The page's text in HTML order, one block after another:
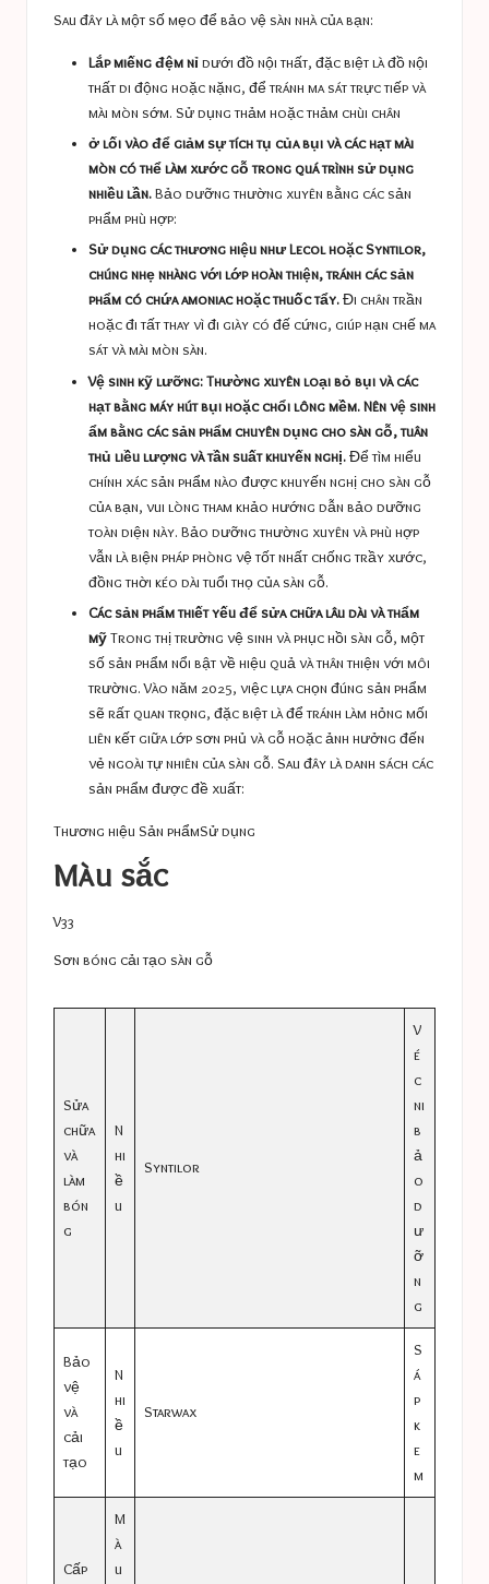
Sau đây là một số mẹo để bảo vệ sàn nhà của bạn:
Lắp miếng đệm nỉdưới đồ nội thất, đặc biệt là đồ nội
thất di động hoặc nặng, để tránh ma sát trực tiếp và
mài mòn sớm. Sử dụng thảm hoặc thảm chùi chân
ở lối vào để giảm sự tích tụ của bụi và các hạt mài
mòn có thể làm xước gỗ trong quá trình sử dụng
nhiều lần.Bảo dưỡng thường xuyên bằng các sản
phẩm phù hợp:
Sử dụng các thương hiệu như Lecol hoặc Syntilor,
chúng nhẹ nhàng với lớp hoàn thiện, tránh các sản
phẩm có chứa amoniac hoặc thuốc tẩy.Đi chân trần
hoặc đi tất thay vì đi giày có đế cứng, giúp hạn chế ma
sát và mài mòn sàn.
Vệ sinh kỹ lưỡng: Thường xuyên loại bỏ bụi và các
hạt bằng máy hút bụi hoặc chổi lông mềm. Nên vệ sinh
ẩm bằng các sản phẩm chuyên dụng cho sàn gỗ, tuân
thủ liều lượng và tần suất khuyến nghị.Để tìm hiểu
chính xác sản phẩm nào được khuyến nghị cho sàn gỗ
của bạn, vui lòng tham khảo hướng dẫn bảo dưỡng
toàn diện này. Bảo dưỡng thường xuyên và phù hợp
vẫn là biện pháp phòng vệ tốt nhất chống trầy xước,
đồng thời kéo dài tuổi thọ của sàn gỗ.
Các sản phẩm thiết yếu để sửa chữa lâu dài và thẩm
mỹTrong thị trường vệ sinh và phục hồi sàn gỗ, một
số sản phẩm nổi bật về hiệu quả và thân thiện với môi
trường. Vào năm 2025, việc lựa chọn đúng sản phẩm
sẽ rất quan trọng, đặc biệt là để tránh làm hỏng mối
liên kết giữa lớp sơn phủ và gỗ hoặc ảnh hưởng đến
vẻ ngoài tự nhiên của sàn gỗ. Sau đây là danh sách các
sản phẩm được đề xuất:
Thương hiệu Sản phẩmSử dụng
Màu sắc
V33
Sơn bóng cải tạo sàn gỗ
Sửa
chữa
và
làm
bón
g
N
hi
ề
u
Syntilor
V
é
c
ni
b
ả
o
d
ư
ỡ
n
g
Bảo
vệ
và
cải
tạo
N
hi
ề
u
Starwax
S
á
p
k
e
m
Cấp
M
à
u